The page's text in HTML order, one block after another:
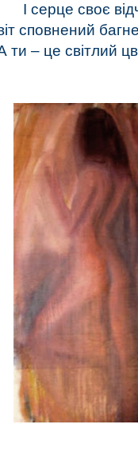
І серце своє
сповнений
ти – це світлий